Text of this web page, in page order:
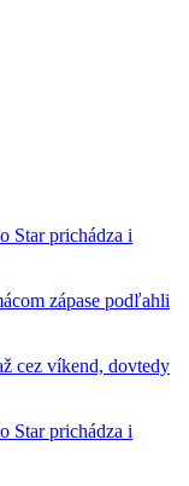
Star prichádza i
zápase podľahli
cez víkend, dovtedy
Star prichádza i